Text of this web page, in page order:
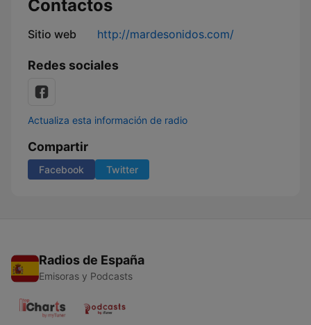
Contactos
Sitio web http://mardesonidos.com/
Redes sociales
Actualiza esta información de radio
Compartir
Facebook Twitter
Radios de España
Emisoras y Podcasts